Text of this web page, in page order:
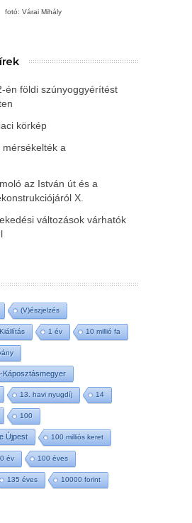
fotó: Várai Mihály
én földi szúnyoggyérítést
körkép
a
az István út és a
X.
változások várhatók
(V)észjelzés
1 év 10 millió fa
Káposztásmegyer
13. havi nyugdíj 14
100
Újpest 100 milliós keret
év 100 éves
135 éves 10000 forint